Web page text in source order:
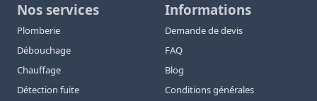
Nos services
Plomberie
Débouchage
Chauffage
Détection fuite
Informations
Demande de devis
FAQ
Blog
Conditions générales